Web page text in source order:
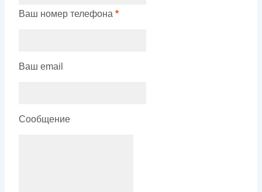
Ваш номер телефона *
Ваш email
Сообщение